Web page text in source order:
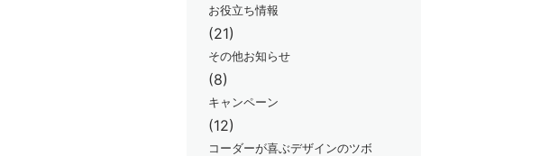
お役立ち情報
(21)
その他お知らせ
(8)
キャンペーン
(12)
コーダーが喜ぶデザインのツボ